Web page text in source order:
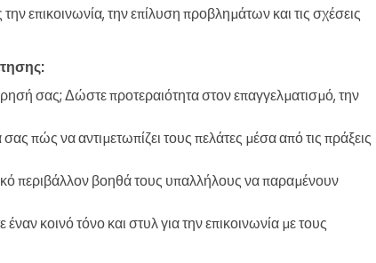
επικοινωνία, την επίλυση προβλημάτων και τις σχέσεις
σας; Δώστε προτεραιότητα στον επαγγελματισμό, την
πώς να αντιμετωπίζει τους πελάτες μέσα από τις πράξεις
περιβάλλον βοηθά τους υπαλλήλους να παραμένουν
κοινό τόνο και στυλ για την επικοινωνία με τους